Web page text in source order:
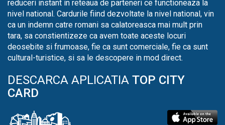
reduceri instant in reteaua de parteneri ce functioneaza la
nivel national. Cardurile fiind dezvoltate la nivel national, vin
ca un indemn catre romani sa calatoreasca mai mult prin
tara, sa constientizeze ca avem toate aceste locuri
deosebite si frumoase, fie ca sunt comerciale, fie ca sunt
cultural-turistice, si sa le descopere in mod direct.
DESCARCA APLICATIA TOP CITY
CARD